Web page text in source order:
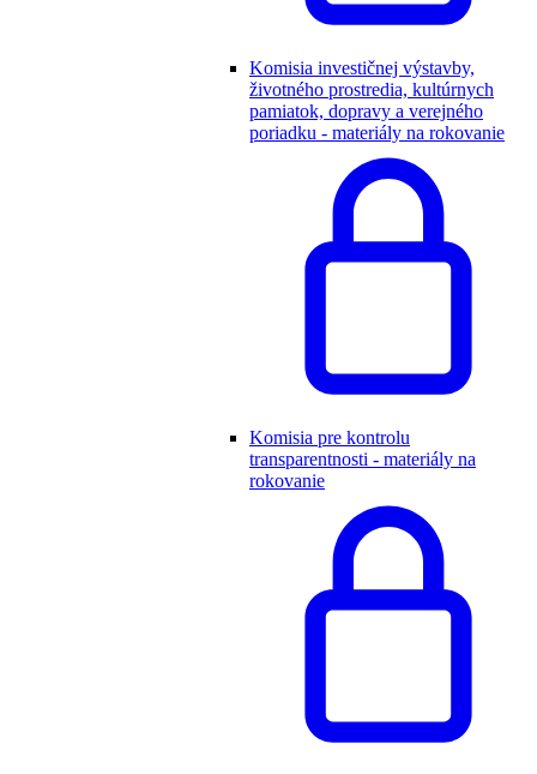
Komisia investičnej výstavby,
životného prostredia, kultúrnych
pamiatok, dopravy a verejného
poriadku - materiály na rokovanie
Komisia pre kontrolu
transparentnosti - materiály na
rokovanie